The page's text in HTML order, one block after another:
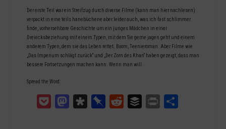
Der erste Teil war ein Streifzug durch diverse Filme (kann man hier nachlesen)
verpackt in eine teils hanebüchene aber leider auch, was ich fast schlimmer
finde, vorhersehbare Geschichte um ein junges Mädchen in einer
Dreiecksbeziehung mit einem Typen, mit dem Sie gerne jagen geht und einem
anderem Typen, dem sie das Leben rettet. Boom, Teenieroman. Aber Filme wie
„Das Imperium schlägt zurück“ und „Der Zorn des Khan“ haben gezeigt, dass man
bessere Fortsetzungen machen kann. Wenn man will.
Spread the Word:
Pocket MastodonDiasporaPinboardReddit Buffer Print